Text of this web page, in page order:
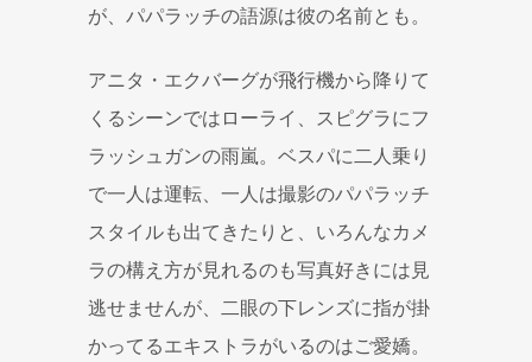
が、パパラッチの語源は彼の名前とも。
アニタ・エクバーグが飛行機から降りて
くるシーンではローライ、スピグラにフ
ラッシュガンの雨嵐。ベスパに二人乗り
で一人は運転、一人は撮影のパパラッチ
スタイルも出てきたりと、いろんなカメ
ラの構え方が見れるのも写真好きには見
逃せませんが、二眼の下レンズに指が掛
かってるエキストラがいるのはご愛嬌。